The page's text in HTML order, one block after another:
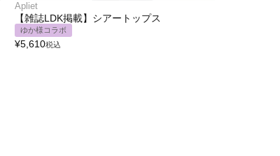
Apliet
【雑誌LDK掲載】シアートップス
ゆか様コラボ
¥5,610税込